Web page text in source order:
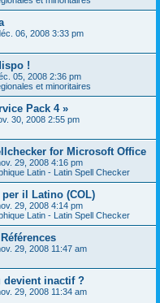
06, 2008 3:33 pm
!
05, 2008 2:36 pm
et minoritaires
Pack 4 »
30, 2008 2:55 pm
for Microsoft Office
29, 2008 4:16 pm
Latin - Latin Spell Checker
il Latino (COL)
29, 2008 4:14 pm
Latin - Latin Spell Checker
29, 2008 11:47 am
devient inactif ?
29, 2008 11:34 am